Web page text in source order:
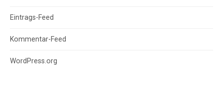
Eintrags-Feed
Kommentar-Feed
WordPress.org